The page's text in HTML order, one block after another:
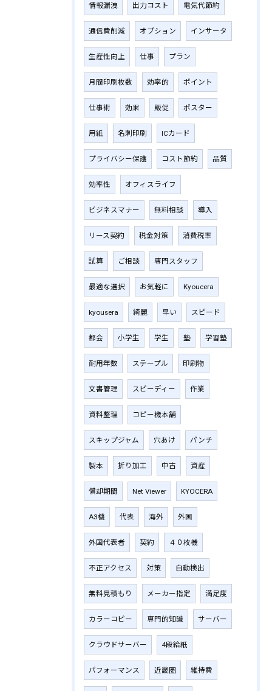
情報漏洩 出力コスト 電気代節約
通信費削減 オプション インサータ
生産性向上 仕事 プラン
月間印刷枚数 効率的 ポイント
仕事術 効果 販促 ポスター
用紙 名刺印刷 ICカード
プライバシー保護 コスト節約 品質
効率性 オフィスライフ
ビジネスマナー 無料相談 導入
リース契約 税金対策 消費税率
試算 ご相談 専門スタッフ
最適な選択 お気軽に Kyoucera
kyousera 綺麗 早い スピード
都会 小学生 学生 塾 学習塾
耐用年数 ステープル 印刷物
文書管理 スピーディー 作業
資料整理 コピー機本舗
スキップジャム 穴あけ パンチ
製本 折り加工 中古 資産
償却期間 Net Viewer KYOCERA
A3機 代表 海外 外国
外国代表者 契約 ４０枚機
不正アクセス 対策 自動検出
無料見積もり メーカー指定 満足度
カラーコピー 専門的知識 サーバー
クラウドサーバー 4段給紙
パフォーマンス 近畿圏 維持費